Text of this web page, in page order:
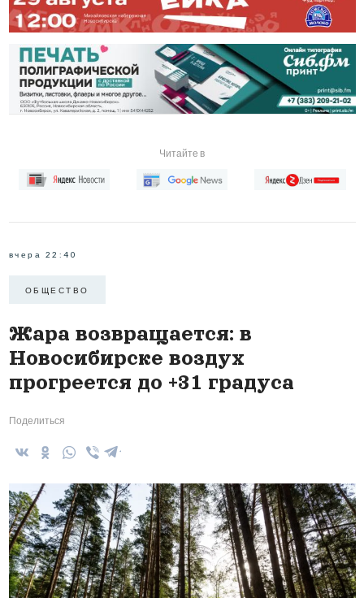
Читайте в
вчера 22:40
ОБЩЕСТВО
Жара возвращается: в
Новосибирске воздух
прогреется до +31 градуса
Поделиться